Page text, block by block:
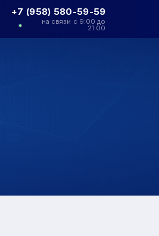
+7 (958) 580-59-59
на связи с 9:00 до
21:00